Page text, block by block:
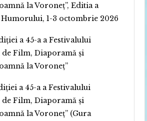
la Voroneț”, Editia a
Humorului, 1-3 octombrie 2026
a 45-a a Festivalului
Film, Diaporamă și
la Voroneț”
a 45-a a Festivalului
Film, Diaporamă și
la Voroneț” (Gura